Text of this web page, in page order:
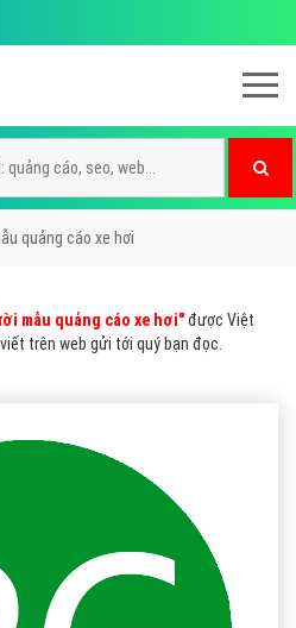
quảng cáo xe hơi
mẫu quảng cáo xe hơi"được Việt
trên web gửi tới quý bạn đọc.